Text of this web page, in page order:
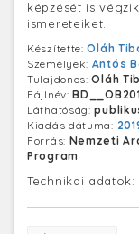
képzését is
ismereteiket.
Készítette:Oláh
Személyek: Antós
Tulajdonos:Oláh
Fájlnév:
Láthatóság:
Kiadás dátuma:
Forrás: Nemzeti
Program
Technikai adatok: